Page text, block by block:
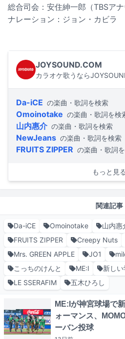
総合司会：安住紳一郎（TBSア
ナレーション：ジョン・カビラ
JOYSOUND.COM
カラオケ歌うなら
Da-iCE の楽曲・歌詞を検索
Omoinotake の楽曲・歌詞を検
山内惠介 の楽曲・歌詞を検索
NewJeans の楽曲・歌詞を検索
FRUITS ZIPPER の楽曲・歌詞
もっと見る
関連記事
Da-iCE Omoinotake 山内惠
FRUITS ZIPPER
Creepy Nuts
Mrs. GREEN APPLE
JO1
こっちのけんと
ME:I
新し
LE SSERAFIM
五木ひろし
ME:Iが神宮球場で
ォーマンス、
ーバン投球